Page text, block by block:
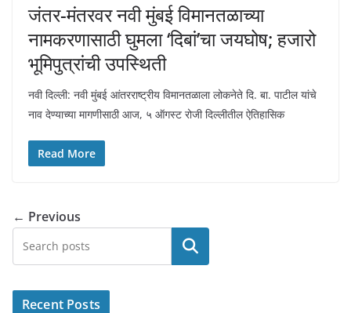
जंतर-मंतरवर नवी मुंबई विमानतळाच्या
नामकरणासाठी घुमला ‘दिबां’चा जयघोष; हजारो
भूमिपुत्रांची उपस्थिती
नवी दिल्ली: नवी मुंबई आंतरराष्ट्रीय विमानतळाला लोकनेते दि. बा. पाटील यांचे
नाव देण्याच्या मागणीसाठी आज, ५ ऑगस्ट रोजी दिल्लीतील ऐतिहासिक
Read More
← Previous
Search
Recent Posts